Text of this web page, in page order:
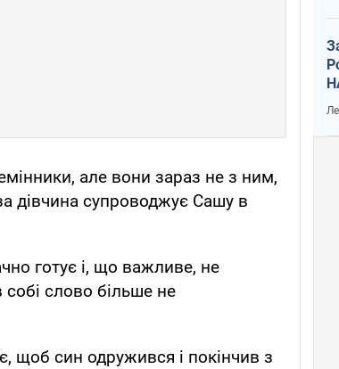
але вони зараз не з ним,
дівчина супроводжує Сашу в
готує і, що важливе, не
слово більше не
щоб син одружився і покінчив з